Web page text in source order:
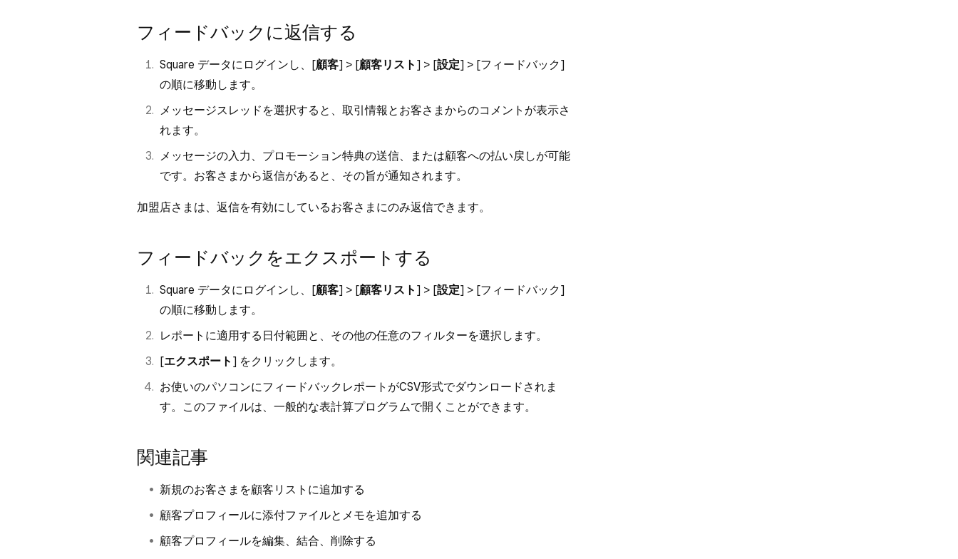
フィードバックに返信する
Square データにログインし、[顧客] > [顧客リスト ] > [設定] > [フィードバック]
の順に移動します。
メッセージスレッドを選択すると、取引情報とお客さまからのコメントが表示さ
れます。
メッセージの入力、プロモーション特典の送信、または顧客への払い戻しが可能
です。お客さまから返信があると、その旨が通知されます。
加盟店さまは、返信を有効にしているお客さまにのみ返信できます。
フィードバックをエクスポートする
Square データにログインし、[顧客] > [顧客リスト ] > [設定] > [フィードバック]
の順に移動します。
レポートに適用する日付範囲と、その他の任意のフィルターを選択します。
[エクスポート ] をクリックします。
お使いのパソコンにフィードバックレポートがCSV形式でダウンロードされま
す。このファイルは、一般的な表計算プログラムで開くことができます。
関連記事
新規のお客さまを顧客リストに追加する
顧客プロフィールに添付ファイルとメモを追加する
顧客プロフィールを編集、結合、削除する